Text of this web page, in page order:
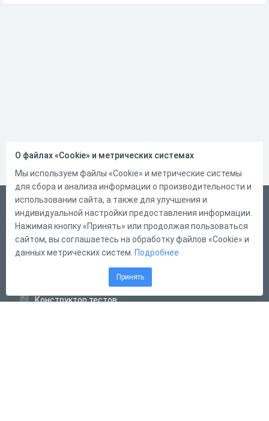
Русский
Справка
Форма обратной связи
Конструктор тестов
О файлах «Cookie» и метрических системах
Мы используем файлы «Cookie» и метрические системы
для сбора и анализа информации о производительности и
использовании сайта, а также для улучшения и
индивидуальной настройки предоставления информации.
Нажимая кнопку «Принять» или продолжая пользоваться
сайтом, вы соглашаетесь на обработку файлов «Cookie» и
данных метрических систем. Подробнее
Принять